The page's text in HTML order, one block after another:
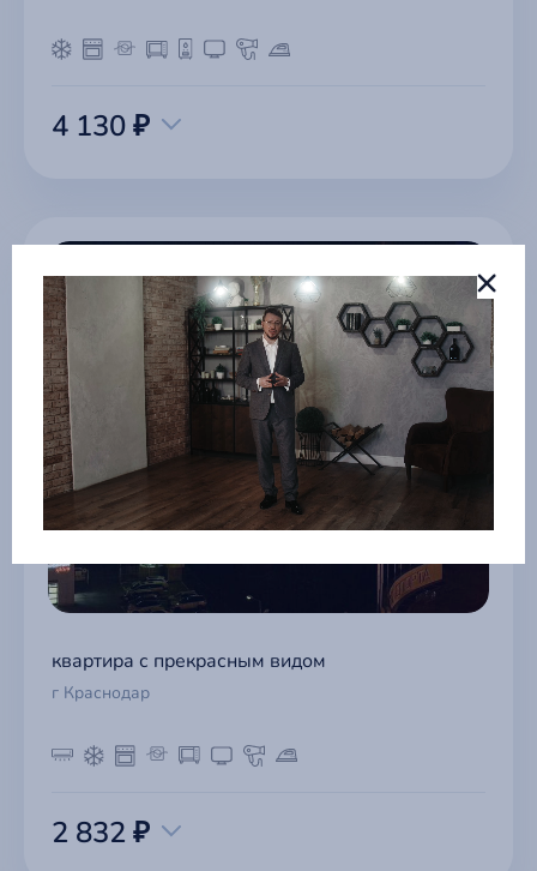
4 130 ₽
квартира с прекрасным видом
г Краснодар
2 832 ₽